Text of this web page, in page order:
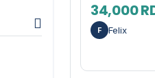
34,000
F Felix